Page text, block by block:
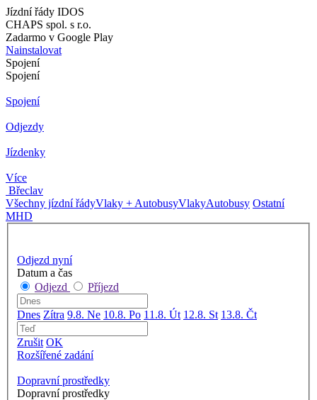
Jízdní řády IDOS
CHAPS spol. s r.o.
Zadarmo v Google Play
Nainstalovat
Spojení
Spojení
Spojení
Odjezdy
Jízdenky
Více
Břeclav
Všechny jízdní řádyVlaky + AutobusyVlakyAutobusy Ostatní
MHD
Odjezd nyní
Datum a čas
Odjezd
Příjezd
Dnes Zítra 9.8. Ne 10.8. Po 11.8. Út 12.8. St 13.8. Čt
Zrušit OK
Rozšířené zadání
Dopravní prostředky
Dopravní prostředky